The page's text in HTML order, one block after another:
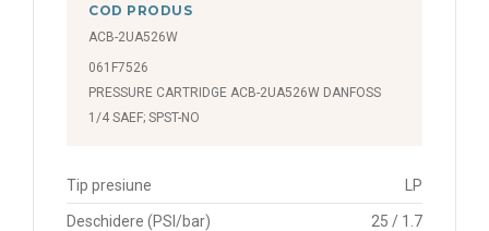
COD PRODUS
ACB-2UA526W
061F7526
PRESSURE CARTRIDGE ACB-2UA526W DANFOSS
1/4 SAEF; SPST-NO
Tip presiune LP
Deschidere (PSI/bar) 25 / 1.7